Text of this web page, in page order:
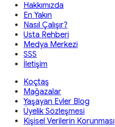
Hakkımızda
En Yakın
Nasıl Çalışır?
Usta Rehberi
Medya Merkezi
SSS
İletişim
Koçtaş
Mağazalar
Yaşayan Evler Blog
Üyelik Sözleşmesi
Kişisel Verilerin Korunması